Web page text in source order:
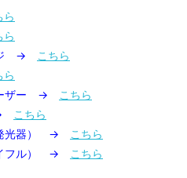
ら
ら
ジ →
こちら
ら
ーザー →
こちら
こちら
発光器） →
こちら
イフル） →
こちら